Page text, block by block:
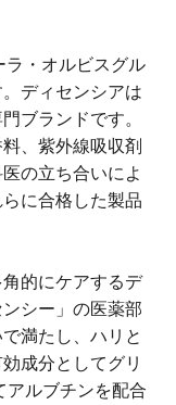
・オルビスグル
ディセンシアは
ブランドです。
、紫外線吸収剤
の立ち合いによ
に合格した製品
的にケアするデ
シー」の医薬部
満たし、ハリと
成分としてグリ
ルブチンを配合